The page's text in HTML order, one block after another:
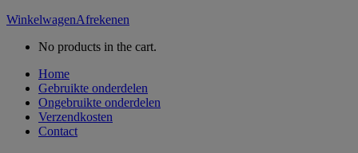
WinkelwagenAfrekenen
No products in the cart.
Home
Gebruikte onderdelen
Ongebruikte onderdelen
Verzendkosten
Contact